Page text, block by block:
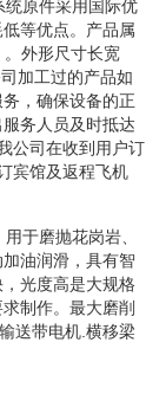
统原件采用国际优
等优点。产品属
外形尺寸长宽
加工过的产品如
，确保设备的正
务人员及时抵达
公司在收到用户订
宾馆及返程飞机
于磨抛花岗岩、
油润滑，具有智
光度高是大规格
制作。最大磨削
送带电机.横移梁